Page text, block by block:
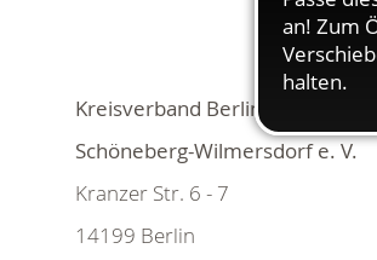
Kreisverband Berlin
Schöneberg-Wilmersdorf e. V.
Kranzer Str. 6 - 7
14199 Berlin